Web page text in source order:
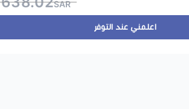
بضغطة
SAR
اعلمني عند التوفر